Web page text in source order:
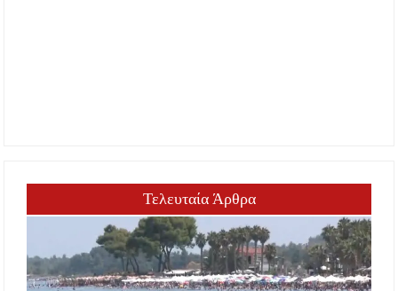
Τελευταία Άρθρα